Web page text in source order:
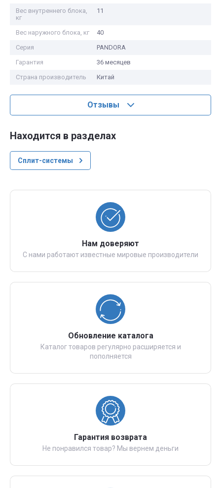
Вес внутреннего блока,
кг
11
Вес наружного блока, кг
40
Серия
PANDORA
Гарантия
36 месяцев
Страна производитель
Китай
Отзывы
Находится в разделах
Сплит-системы
Нам доверяют
С нами работают известные мировые производители
Обновление каталога
Каталог товаров регулярно расширяется и
пополняется
Гарантия возврата
Не понравился товар? Мы вернем деньги